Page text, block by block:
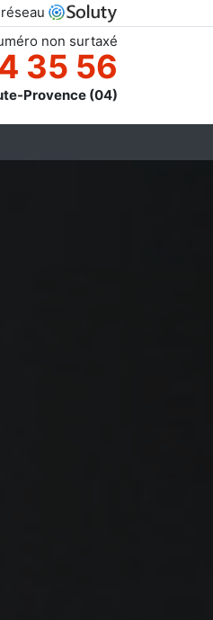
non surtaxé
35 56
Provence (04)